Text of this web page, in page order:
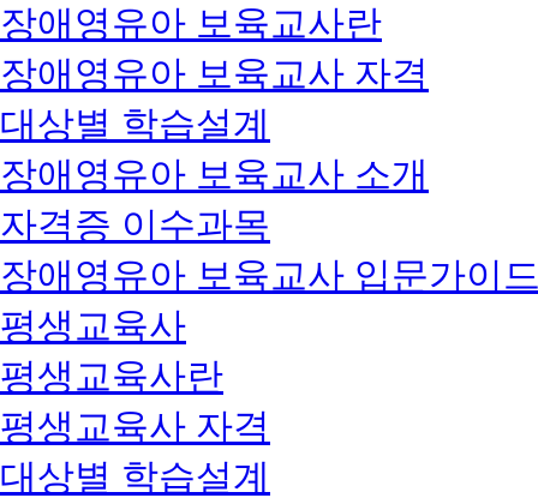
장애영유아 보육교사란
장애영유아 보육교사 자격
대상별 학습설계
장애영유아 보육교사 소개
자격증 이수과목
장애영유아 보육교사 입문가이
평생교육사
평생교육사란
평생교육사 자격
대상별 학습설계